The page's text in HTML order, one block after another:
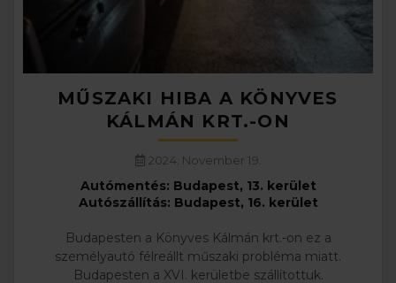
MŰSZAKI HIBA A KÖNYVES
KÁLMÁN KRT.-ON
2024. November 19.
Autómentés: Budapest, 13. kerület
Autószállítás: Budapest, 16. kerület
Budapesten a Könyves Kálmán krt.-on ez a
személyautó félreállt műszaki probléma miatt.
Budapesten a XVI. kerületbe szállítottuk.